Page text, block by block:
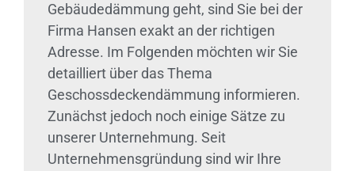
Gebäudedämmung geht, sind Sie bei der
Firma Hansen exakt an der richtigen
Adresse. Im Folgenden möchten wir Sie
detailliert über das Thema
Geschossdeckendämmung informieren.
Zunächst jedoch noch einige Sätze zu
unserer Unternehmung. Seit
Unternehmensgründung sind wir Ihre